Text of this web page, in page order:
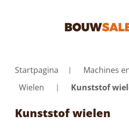
Startpagina
Machines
Wielen
Kunststof
Kunststof wielen